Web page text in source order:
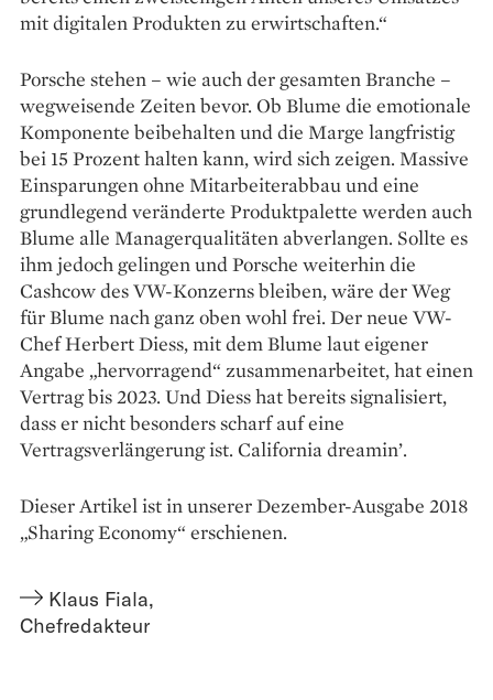
mit digitalen Produkten zu erwirtschaften.“
Porsche stehen – wie auch der gesamten Branche –
wegweisende Zeiten bevor. Ob Blume die emotionale
Komponente beibehalten und die Marge langfristig
bei 15 Prozent halten kann, wird sich zeigen. Massive
Einsparungen ohne Mitarbeiterabbau und eine
grundlegend veränderte Produkt­palette werden auch
Blume alle Managerqualitäten abverlangen. Sollte es
ihm jedoch gelingen und Porsche weiterhin die
Cashcow des VW-Konzerns bleiben, wäre der Weg
für Blume nach ganz oben wohl frei. Der neue VW-
Chef Herbert Diess, mit dem Blume laut eigener
Angabe „hervorragend“ zusammenarbeitet, hat einen
Vertrag bis 2023. Und Diess hat bereits signalisiert,
dass er nicht besonders scharf auf eine
Vertragsverlängerung ist. California dreamin’.
Dieser Artikel ist in unserer Dezember-Ausgabe 2018
„Sharing Economy“ erschienen.
Klaus Fiala,
Chefredakteur